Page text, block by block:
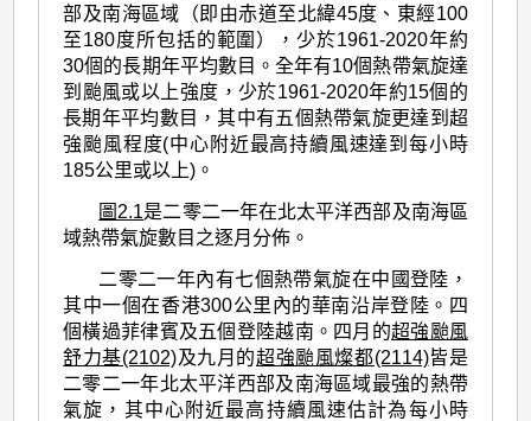
部及南海區域（即由赤道至北緯45度、東經100
至180度所包括的範圍），少於1961-2020年約
30個的長期年平均數目。全年有10個熱帶氣旋達
到颱風或以上強度，少於1961-2020年約15個的
長期年平均數目，其中有五個熱帶氣旋更達到超
強颱風程度(中心附近最高持續風速達到每小時
185公里或以上)。
圖2.1是二零二一年在北太平洋西部及南海區
域熱帶氣旋數目之逐月分佈。
二零二一年內有七個熱帶氣旋在中國登陸，
其中一個在香港300公里內的華南沿岸登陸。四
個橫過菲律賓及五個登陸越南。四月的超強颱風
舒力基(2102)及九月的超強颱風燦都(2114)皆是
二零二一年北太平洋西部及南海區域最強的熱帶
氣旋，其中心附近最高持續風速估計為每小時